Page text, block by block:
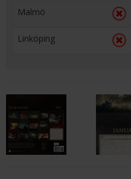
Malmö
Linköping